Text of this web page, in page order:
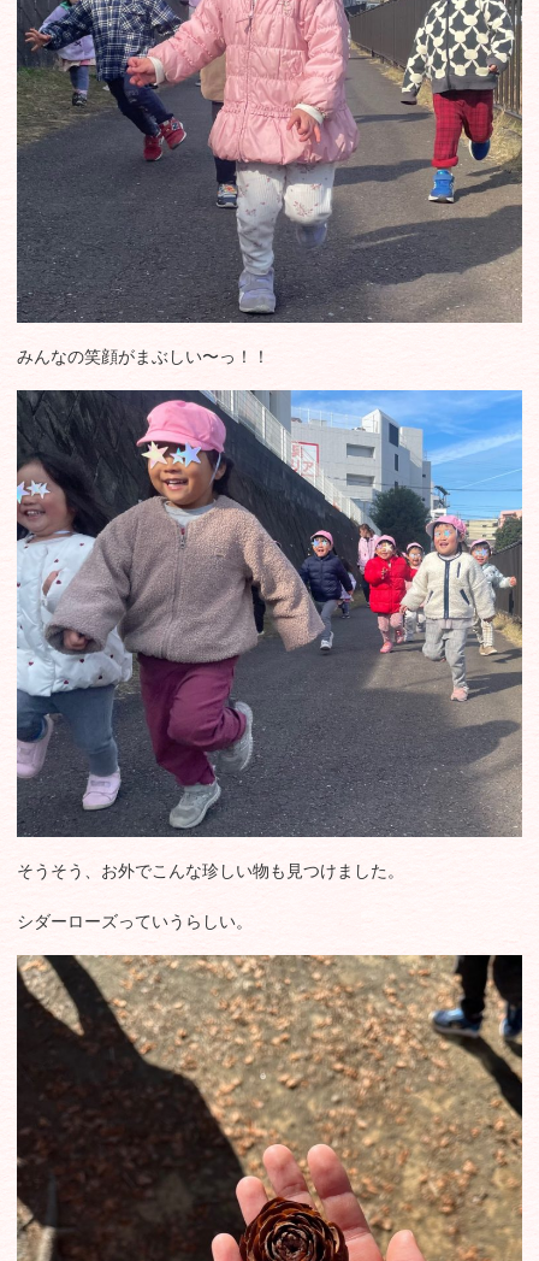
みんなの笑顔がまぶしい〜っ！！
そうそう、お外でこんな珍しい物も見つけました。
シダーローズっていうらしい。